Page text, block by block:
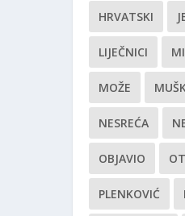
HRVATSKI
LIJEČNICI
MOŽE
NESREĆA
OBJAVIO
PLENKOVIĆ